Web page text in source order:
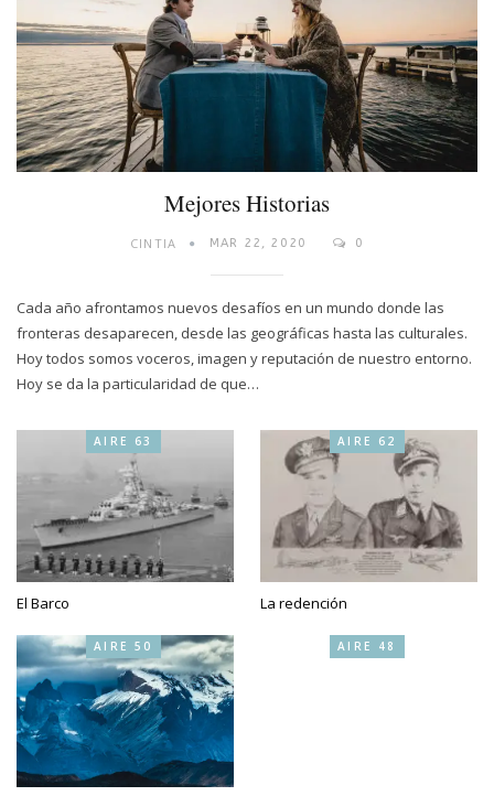
Mejores Historias
CINTIA MAR 22, 2020 0
Cada año afrontamos nuevos desafíos en un mundo donde las
fronteras desaparecen, desde las geográficas hasta las culturales.
Hoy todos somos voceros, imagen y reputación de nuestro entorno.
Hoy se da la particularidad de que…
AIRE 63
El Barco
AIRE 62
La redención
AIRE 50 AIRE 48